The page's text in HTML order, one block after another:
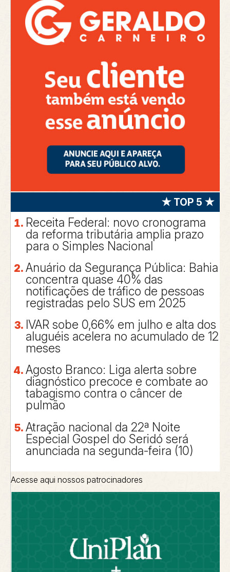
★ TOP 5 ★
Receita Federal: novo cronograma
da reforma tributária amplia prazo
para o Simples Nacional
Anuário da Segurança Pública: Bahia
concentra quase 40% das
notificações de tráfico de pessoas
registradas pelo SUS em 2025
IVAR sobe 0,66% em julho e alta dos
aluguéis acelera no acumulado de 12
meses
Agosto Branco: Liga alerta sobre
diagnóstico precoce e combate ao
tabagismo contra o câncer de
pulmão
Atração nacional da 22ª Noite
Especial Gospel do Seridó será
anunciada na segunda-feira (10)
Acesse aqui nossos patrocinadores